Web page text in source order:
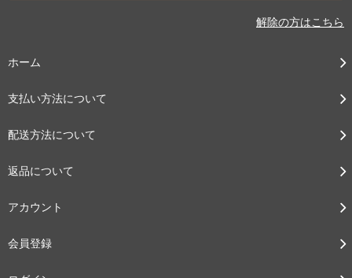
解除の方はこちら
ホーム
支払い方法について
配送方法について
返品について
アカウント
会員登録